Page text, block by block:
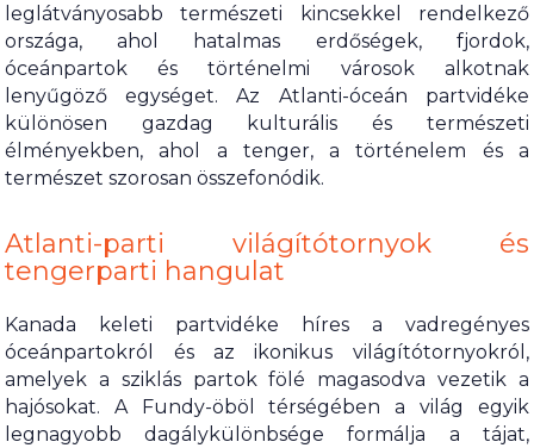
leglátványosabb természeti kincsekkel rendelkező
országa, ahol hatalmas erdőségek, fjordok,
óceánpartok és történelmi városok alkotnak
lenyűgöző egységet. Az Atlanti-óceán partvidéke
különösen gazdag kulturális és természeti
élményekben, ahol a tenger, a történelem és a
természet szorosan összefonódik.
Atlanti-parti világítótornyok és
tengerparti hangulat
Kanada keleti partvidéke híres a vadregényes
óceánpartokról és az ikonikus világítótornyokról,
amelyek a sziklás partok fölé magasodva vezetik a
hajósokat. A Fundy-öböl térségében a világ egyik
legnagyobb dagálykülönbsége formálja a tájat,